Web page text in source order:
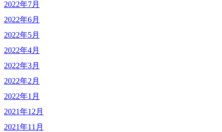
2022年7月
2022年6月
2022年5月
2022年4月
2022年3月
2022年2月
2022年1月
2021年12月
2021年11月